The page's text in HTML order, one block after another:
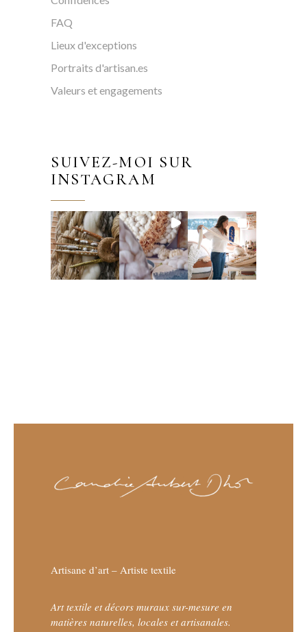
FAQ
Lieux d'exceptions
Portraits d'artisan.es
Valeurs et engagements
SUIVEZ-MOI SUR
INSTAGRAM
Artisane d’art – Artiste textile
Art textile et décors muraux sur-mesure en
matières naturelles, locales et artisanales.